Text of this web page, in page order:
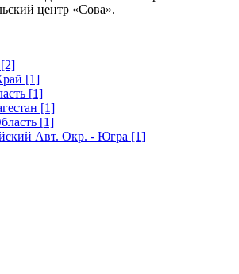
центр «Сова».
[1]
[1]
[1]
[1]
Авт. Окр. - Югра [1]